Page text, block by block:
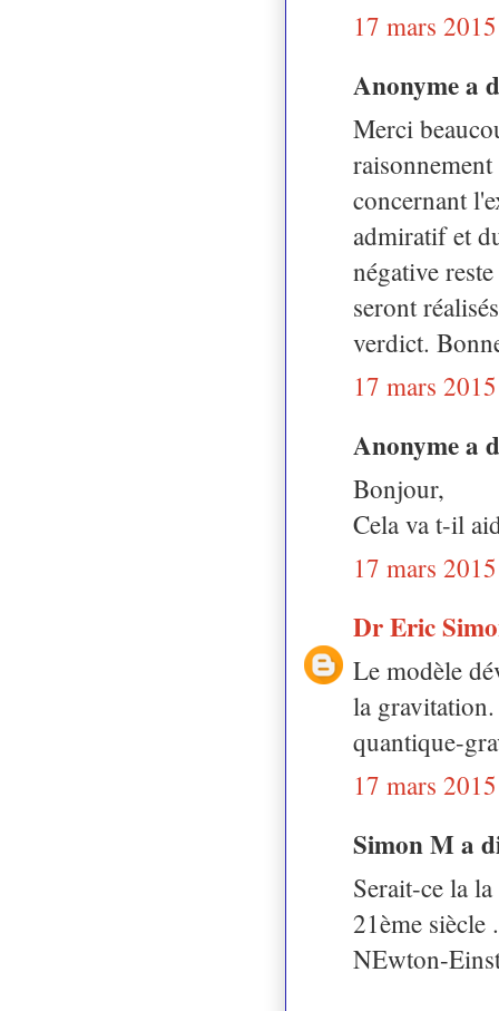
17 mars
Anonyme a
Merci
concernant
admiratif et
négative
seront
verdict.
17 mars
Anonyme a
Bonjour,
Cela va t-il
17 mars
Dr Eric
Le modèle
la
quantique-
17 mars
Simon M a
Serait-ce la
21ème siècle
NEwton-